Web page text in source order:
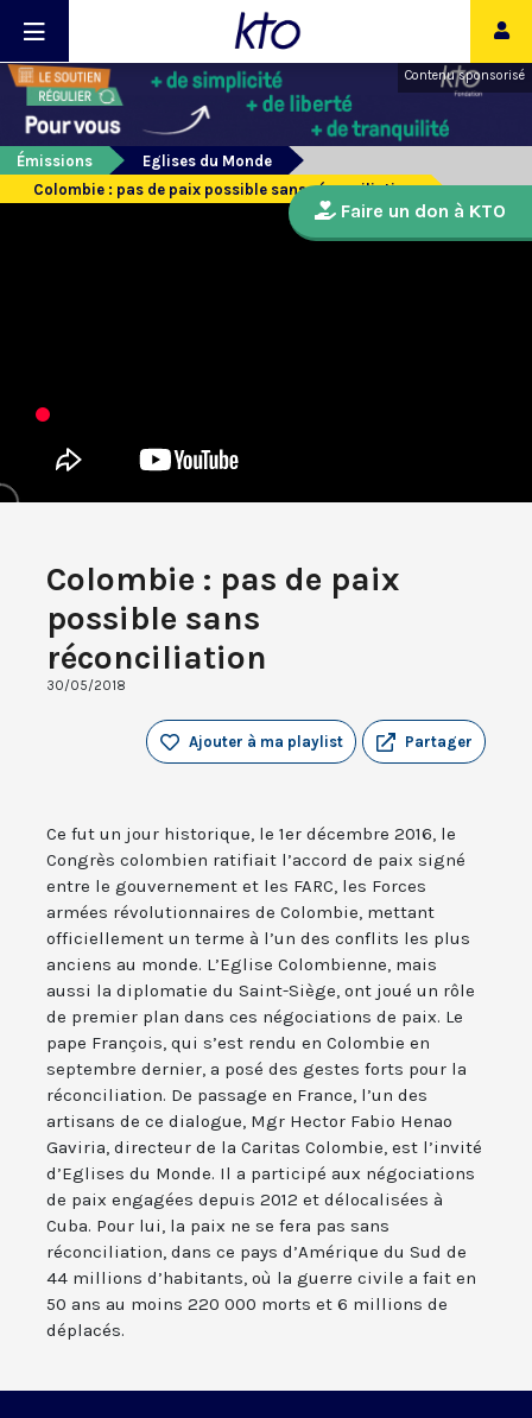
Contenu sponsorisé
Émissions
Eglises du Monde
Colombie : pas de paix possible sans réconciliation
Colombie : pas de paix
possible sans
réconciliation
30/05/2018
Partager
Ajouter à ma playlist
Ce fut un jour historique, le 1er décembre 2016, le
Congrès colombien ratifiait l’accord de paix signé
entre le gouvernement et les FARC, les Forces
armées révolutionnaires de Colombie, mettant
officiellement un terme à l’un des conflits les plus
anciens au monde. L’Eglise Colombienne, mais
aussi la diplomatie du Saint-Siège, ont joué un rôle
de premier plan dans ces négociations de paix. Le
pape François, qui s’est rendu en Colombie en
septembre dernier, a posé des gestes forts pour la
réconciliation. De passage en France, l’un des
artisans de ce dialogue, Mgr Hector Fabio Henao
Gaviria, directeur de la Caritas Colombie, est l’invité
d’Eglises du Monde. Il a participé aux négociations
de paix engagées depuis 2012 et délocalisées à
Cuba. Pour lui, la paix ne se fera pas sans
réconciliation, dans ce pays d’Amérique du Sud de
44 millions d’habitants, où la guerre civile a fait en
50 ans au moins 220 000 morts et 6 millions de
déplacés.
Faire un don à KTO